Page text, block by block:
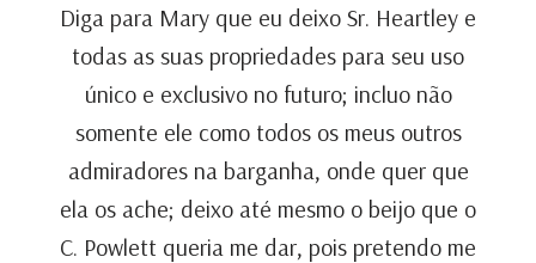
Diga para Mary que eu deixo Sr. Heartley e
todas as suas propriedades para seu uso
único e exclusivo no futuro; incluo não
somente ele como todos os meus outros
admiradores na barganha, onde quer que
ela os ache; deixo até mesmo o beijo que o
C. Powlett queria me dar, pois pretendo me